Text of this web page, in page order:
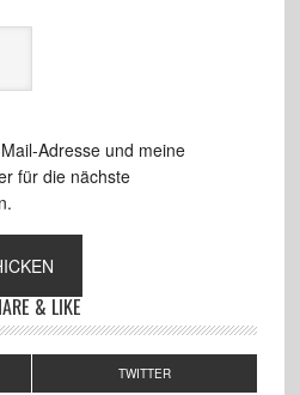
Adresse und meine
für die nächste
& LIKE
TWITTER